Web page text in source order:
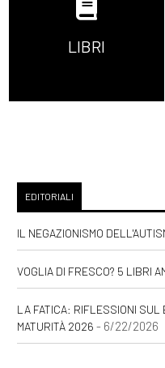
LIBRI
EDITORIALI
IL NEGAZIONISMO
VOGLIA DI FRESCO? 5 LIBRI
LA FATICA: RIFLESSIONI
MATURITÀ 2026 - 6/22/2026